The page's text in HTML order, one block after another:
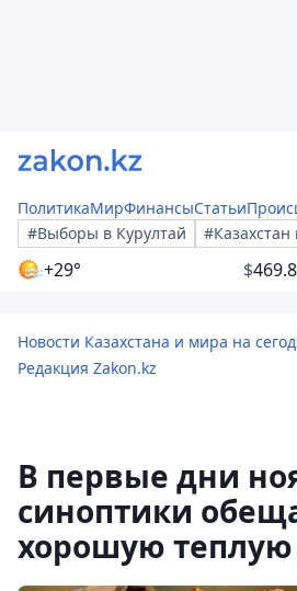
ПолитикаМирФинансыСтатьи
#Выборы в Курултай
+29° $
Новости Казахстана и мира на
Редакция Zakon.kz
В первые дни
синоптики
хорошую теплую